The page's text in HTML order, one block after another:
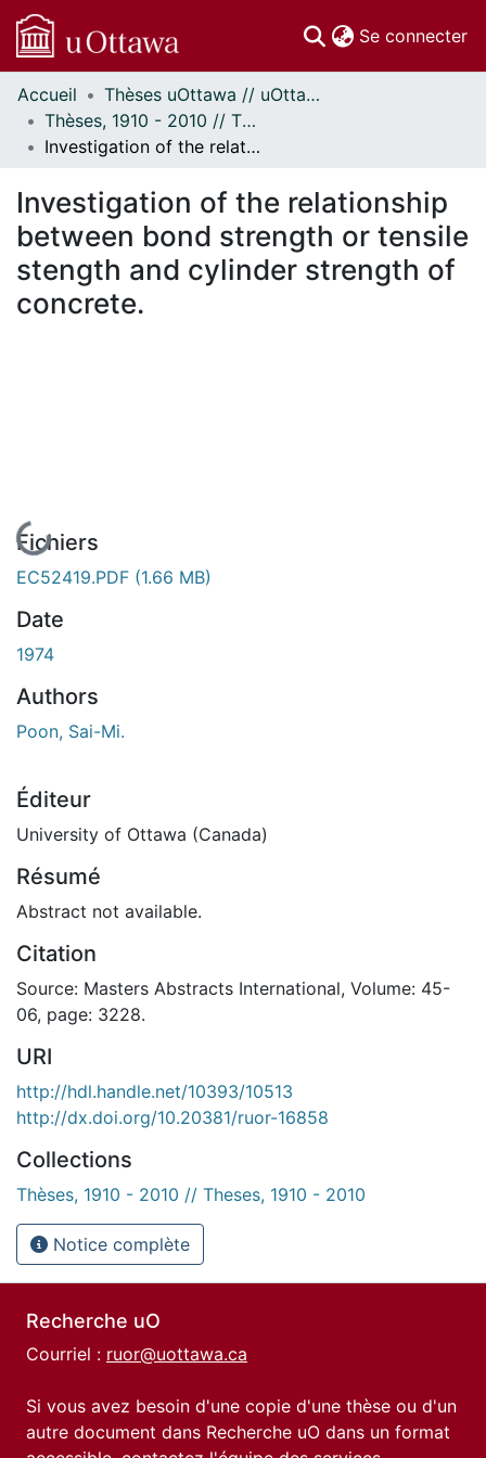
Se connecter
Communautés
et collections
Parcourir
À propos
Accueil
Thèses uOttawa // uOttawa Theses
Thèses, 1910 - 2010 // Theses, 1910 - 2010
Investigation of the relationship between bond strength or tensile stength and cylinder strength of concrete.
Investigation of the relationship
between bond strength or tensile
stength and cylinder strength of
concrete.
En cours de chargement...
Fichiers
EC52419.PDF (1.66 MB)
Date
1974
Authors
Poon, Sai-Mi.
Éditeur
University of Ottawa (Canada)
Résumé
Abstract not available.
Citation
Source: Masters Abstracts International, Volume: 45-
06, page: 3228.
URI
http://hdl.handle.net/10393/10513
http://dx.doi.org/10.20381/ruor-16858
Collections
Thèses, 1910 - 2010 // Theses, 1910 - 2010
Notice complète
Recherche uO
Courriel : ruor@uottawa.ca
Si vous avez besoin d'une copie d'une thèse ou d'un
autre document dans Recherche uO dans un format